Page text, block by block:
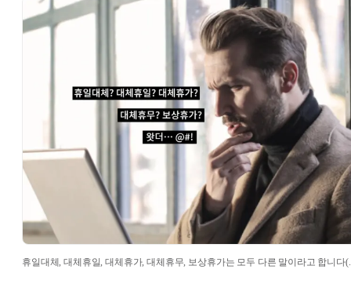
휴일대체, 대체휴일, 대체휴가, 대체휴무, 보상휴가는 모두 다른 말이라고 합니다